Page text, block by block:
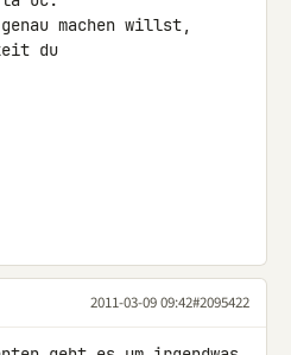
machen willst,
du
2011-03-09 09:42#2095422